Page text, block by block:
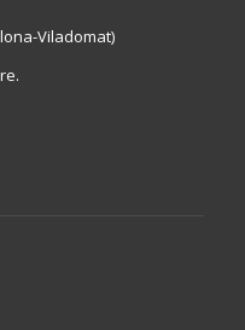
Viladomat)